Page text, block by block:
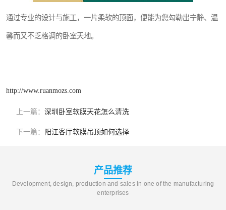
通过专业的设计与施工，一片柔软的顶面，便能为您勾勒出宁静、温
馨而又不乏格调的卧室天地。
http://www.ruanmozs.com
上一篇： 深圳卧室软膜天花怎么清洗
下一篇： 阳江客厅软膜吊顶如何选择
产品推荐
Development, design, production and sales in one of the manufacturing
enterprises